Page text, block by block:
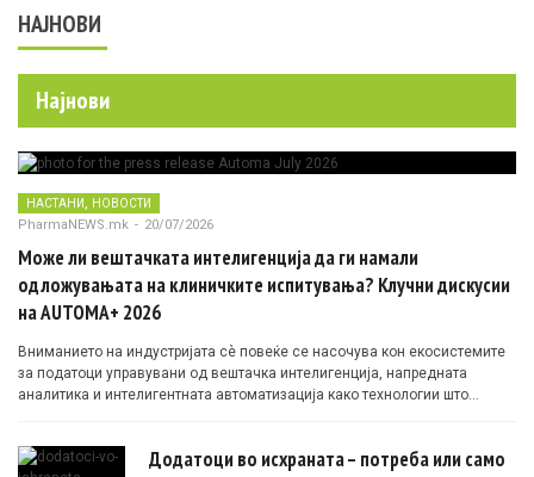
НАЈНОВИ
Најнови
НАСТАНИ НОВОСТИ
PharmaNEWS.mk - 20/07/2026
Може ли вештачката интелигенција да ги намали
одложувањата на клиничките испитувања? Клучни дискусии
на AUTOMA+ 2026
Вниманието на индустријата сè повеќе се насочува кон екосистемите
за податоци управувани од вештачка интелигенција, напредната
аналитика и интелигентната автоматизација како технологии што
Додатоци во исхраната – потреба или само